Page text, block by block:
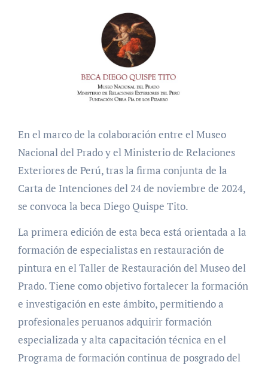
En el marco de la colaboración entre el Museo
Nacional del Prado y el Ministerio de Relaciones
Exteriores de Perú, tras la firma conjunta de la
Carta de Intenciones del 24 de noviembre de 2024,
se convoca la beca Diego Quispe Tito.
La primera edición de esta beca está orientada a la
formación de especialistas en restauración de
pintura en el Taller de Restauración del Museo del
Prado. Tiene como objetivo fortalecer la formación
e investigación en este ámbito, permitiendo a
profesionales peruanos adquirir formación
especializada y alta capacitación técnica en el
Programa de formación continua de posgrado del